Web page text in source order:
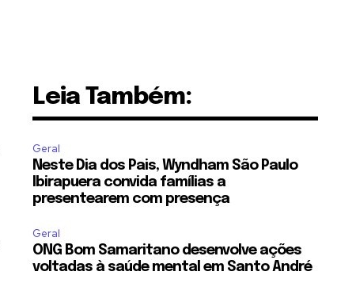
Leia Também:
Geral
Neste Dia dos Pais, Wyndham São Paulo
Ibirapuera convida famílias a
presentearem com presença
Geral
ONG Bom Samaritano desenvolve ações
voltadas à saúde mental em Santo André